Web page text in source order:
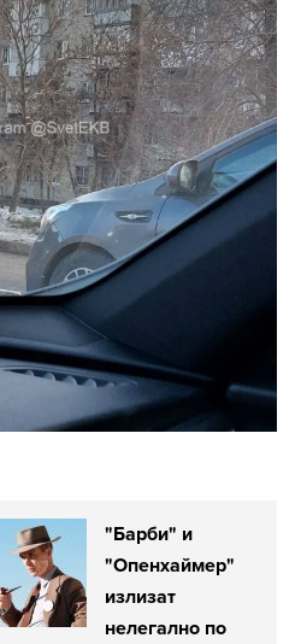
"Барби" и
"Опенхаймер"
излизат
нелегално по